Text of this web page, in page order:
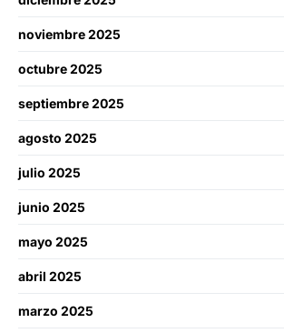
noviembre 2025
octubre 2025
septiembre 2025
agosto 2025
julio 2025
junio 2025
mayo 2025
abril 2025
marzo 2025